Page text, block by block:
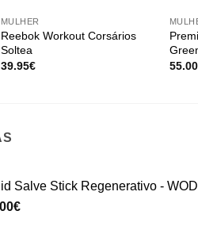
MULHER
Reebok Workout Corsários
Soltea
39.95€
55.00
Salve Stick Regenerativo -
€